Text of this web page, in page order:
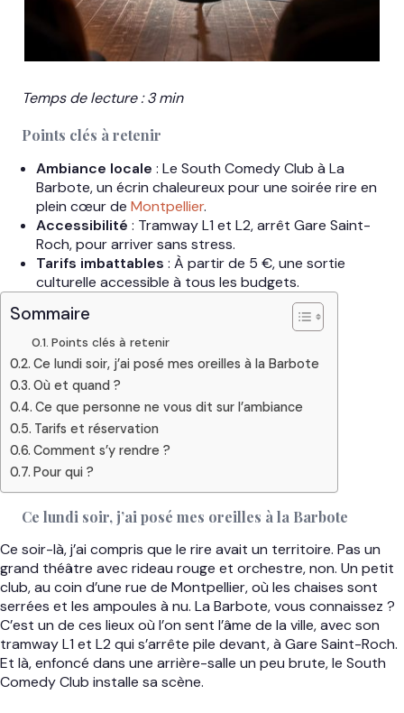
Temps de lecture : 3 min
Points clés à retenir
Ambiance locale : Le South Comedy Club à La
Barbote, un écrin chaleureux pour une soirée rire en
plein cœur de Montpellier.
Accessibilité : Tramway L1 et L2, arrêt Gare Saint-
Roch, pour arriver sans stress.
Tarifs imbattables : À partir de 5 €, une sortie
culturelle accessible à tous les budgets.
Sommaire
Points clés à retenir
Ce lundi soir, j’ai posé mes oreilles à la Barbote
Où et quand ?
Ce que personne ne vous dit sur l’ambiance
Tarifs et réservation
Comment s’y rendre ?
Pour qui ?
Ce lundi soir, j’ai posé mes oreilles à la Barbote
Ce soir-là, j’ai compris que le rire avait un territoire. Pas un
grand théâtre avec rideau rouge et orchestre, non. Un petit
club, au coin d’une rue de Montpellier, où les chaises sont
serrées et les ampoules à nu. La Barbote, vous connaissez ?
C’est un de ces lieux où l’on sent l’âme de la ville, avec son
tramway L1 et L2 qui s’arrête pile devant, à Gare Saint-Roch.
Et là, enfoncé dans une arrière-salle un peu brute, le South
Comedy Club installe sa scène.